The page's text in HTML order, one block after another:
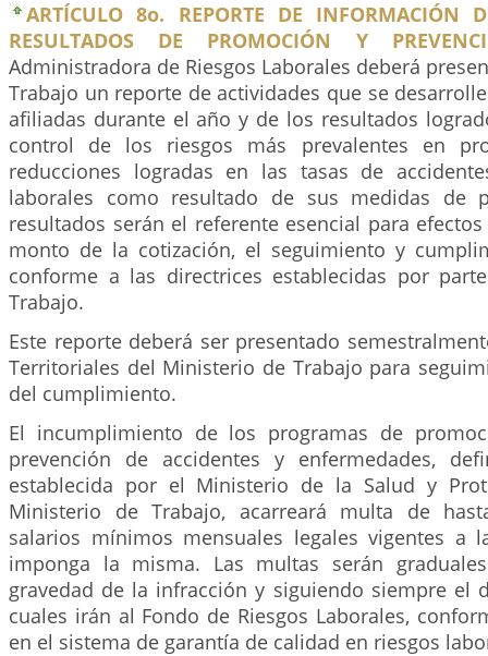
ARTÍCULO 8o. REPORTE DE INFORMACIÓN
RESULTADOS DE PROMOCIÓN Y
Administradora de Riesgos Laborales deberá
Trabajo un reporte de actividades que se
afiliadas durante el año y de los resultados
control de los riesgos más prevalentes en
reducciones logradas en las tasas de
laborales como resultado de sus medidas de
resultados serán el referente esencial para
monto de la cotización, el seguimiento y
conforme a las directrices establecidas por
Trabajo.
Este reporte deberá ser presentado
Territoriales del Ministerio de Trabajo para
del cumplimiento.
El incumplimiento de los programas de
prevención de accidentes y enfermedades,
establecida por el Ministerio de la Salud y
Ministerio de Trabajo, acarreará multa de
salarios mínimos mensuales legales vigentes a
imponga la misma. Las multas serán
gravedad de la infracción y siguiendo siempre el
cuales irán al Fondo de Riesgos Laborales,
en el sistema de garantía de calidad en riesgos